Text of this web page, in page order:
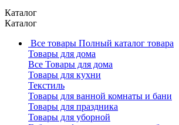
Каталог
Каталог
Все товары Полный каталог товара
Товары для дома
Все Товары для дома
Товары для кухни
Текстиль
Товары для ванной комнаты и бани
Товары для праздника
Товары для уборной